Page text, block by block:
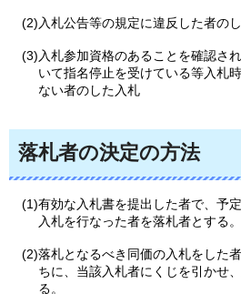
(2)入札公告等の規定に違反した者の
(3)入札参加資格のあることを確認さ
いて指名停止を受けている等入札
ない者のした入札
落札者の決定の方法
(1)有効な入札書を提出した者で、予
入札を行なった者を落札者とする。
(2)落札となるべき同価の入札をした
ちに、当該入札者にくじを引かせ
る。